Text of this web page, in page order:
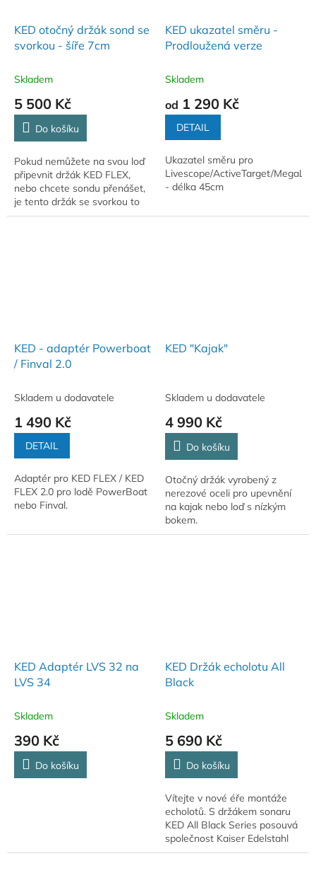
KED otočný držák sond se
svorkou - šíře 7cm
Skladem
5 500 Kč
Do košíku
Pokud nemůžete na svou loď
připevnit držák KED FLEX,
nebo chcete sondu přenášet,
je tento držák se svorkou to
pravé pro Vás.
KED ukazatel směru -
Prodloužená verze
Skladem
od 1 290 Kč
DETAIL
Ukazatel směru pro
Livescope/ActiveTarget/
- délka 45cm
KED - adaptér Powerboat
/ Finval 2.0
Skladem u dodavatele
1 490 Kč
DETAIL
Adaptér pro KED FLEX / KED
FLEX 2.0 pro lodě PowerBoat
nebo Finval.
KED "Kajak"
Skladem u dodavatele
4 990 Kč
Do košíku
Otočný držák vyrobený z
nerezové oceli pro upevnění
na kajak nebo loď s nízkým
bokem.
KED Adaptér LVS 32 na
LVS 34
Skladem
390 Kč
Do košíku
KED Držák echolotu All
Black
Skladem
5 690 Kč
Do košíku
Vítejte v nové éře montáže
echolotů. S držákem sonaru
KED All Black Series posouvá
společnost Kaiser Edelstahl
Design vaše vybavení na